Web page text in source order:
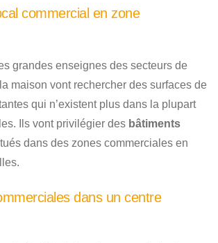
commercial en zone
grandes enseignes des secteurs de
maison vont rechercher des surfaces de
qui n’existent plus dans la plupart
Ils vont privilégier des bâtiments
dans des zones commerciales en
dans un centre